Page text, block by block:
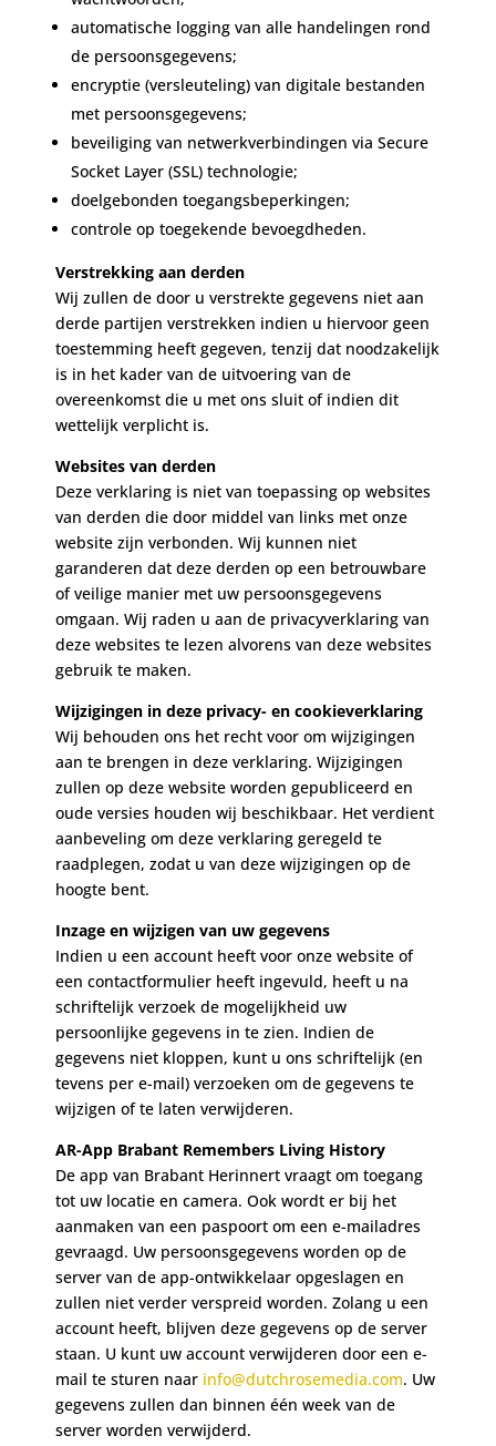
automatische logging van alle handelingen rond
de persoonsgegevens;
encryptie (versleuteling) van digitale bestanden
met persoonsgegevens;
beveiliging van netwerkverbindingen via Secure
Socket Layer (SSL) technologie;
doelgebonden toegangsbeperkingen;
controle op toegekende bevoegdheden.
Verstrekking aan derden
Wij zullen de door u verstrekte gegevens niet aan
derde partijen verstrekken indien u hiervoor geen
toestemming heeft gegeven, tenzij dat noodzakelijk
is in het kader van de uitvoering van de
overeenkomst die u met ons sluit of indien dit
wettelijk verplicht is.
Websites van derden
Deze verklaring is niet van toepassing op websites
van derden die door middel van links met onze
website zijn verbonden. Wij kunnen niet
garanderen dat deze derden op een betrouwbare
of veilige manier met uw persoonsgegevens
omgaan. Wij raden u aan de privacyverklaring van
deze websites te lezen alvorens van deze websites
gebruik te maken.
Wijzigingen in deze privacy- en cookieverklaring
Wij behouden ons het recht voor om wijzigingen
aan te brengen in deze verklaring. Wijzigingen
zullen op deze website worden gepubliceerd en
oude versies houden wij beschikbaar. Het verdient
aanbeveling om deze verklaring geregeld te
raadplegen, zodat u van deze wijzigingen op de
hoogte bent.
Inzage en wijzigen van uw gegevens
Indien u een account heeft voor onze website of
een contactformulier heeft ingevuld, heeft u na
schriftelijk verzoek de mogelijkheid uw
persoonlijke gegevens in te zien. Indien de
gegevens niet kloppen, kunt u ons schriftelijk (en
tevens per e-mail) verzoeken om de gegevens te
wijzigen of te laten verwijderen.
AR-App Brabant Remembers Living History
De app van Brabant Herinnert vraagt om toegang
tot uw locatie en camera. Ook wordt er bij het
aanmaken van een paspoort om een e-mailadres
gevraagd. Uw persoonsgegevens worden op de
server van de app-ontwikkelaar opgeslagen en
zullen niet verder verspreid worden. Zolang u een
account heeft, blijven deze gegevens op de server
staan. U kunt uw account verwijderen door een e-
mail te sturen naar info@dutchrosemedia.com. Uw
gegevens zullen dan binnen één week van de
server worden verwijderd.